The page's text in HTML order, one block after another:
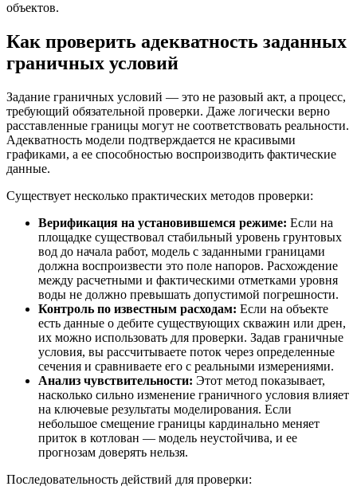
объектов.
Как проверить адекватность заданных
граничных условий
Задание граничных условий — это не разовый акт, а процесс,
требующий обязательной проверки. Даже логически верно
расставленные границы могут не соответствовать реальности.
Адекватность модели подтверждается не красивыми
графиками, а ее способностью воспроизводить фактические
данные.
Существует несколько практических методов проверки:
Верификация на установившемся режиме: Если на
площадке существовал стабильный уровень грунтовых
вод до начала работ, модель с заданными границами
должна воспроизвести это поле напоров. Расхождение
между расчетными и фактическими отметками уровня
воды не должно превышать допустимой погрешности.
Контроль по известным расходам: Если на объекте
есть данные о дебите существующих скважин или дрен,
их можно использовать для проверки. Задав граничные
условия, вы рассчитываете поток через определенные
сечения и сравниваете его с реальными измерениями.
Анализ чувствительности: Этот метод показывает,
насколько сильно изменение граничного условия влияет
на ключевые результаты моделирования. Если
небольшое смещение границы кардинально меняет
приток в котлован — модель неустойчива, и ее
прогнозам доверять нельзя.
Последовательность действий для проверки: